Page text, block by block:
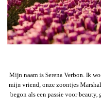
Mijn naam is Serena Verbon. Ik
mijn vriend, onze zoontjes
begon als een passie voor